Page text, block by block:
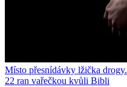
Místo přesnídávky lžička
22 ran vařečkou kvůli Bibli